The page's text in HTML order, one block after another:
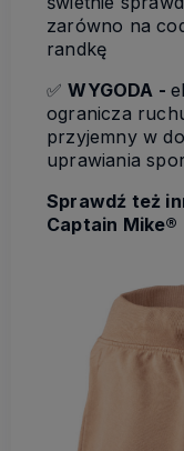
zarówno na
randkę
✅WYGODA -
ogranicza
przyjemny w
uprawiania
Sprawdź też
Captain Mike®